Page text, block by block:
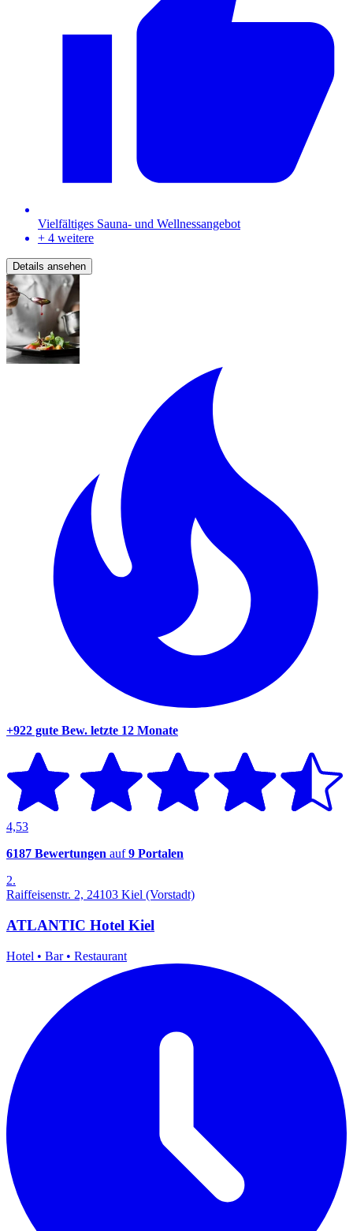
Vielfältiges Sauna- und Wellnessangebot
+ 4 weitere
Details ansehen
+922 gute Bew. letzte 12 Monate
4,53
6187 Bewertungen auf9 Portalen
2.
Raiffeisenstr. 2, 24103 Kiel (Vorstadt)
ATLANTIC Hotel Kiel
Hotel • Bar • Restaurant